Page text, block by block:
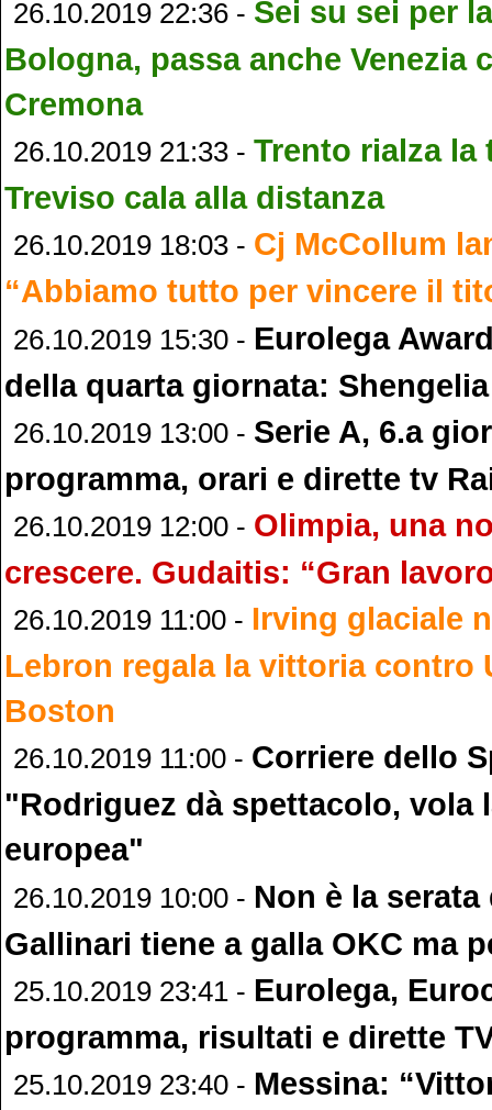
26.10.2019 22:36 - Sei su sei per
Bologna, passa anche Venezia
Cremona
26.10.2019 21:33 - Trento rialza la
Treviso cala alla distanza
26.10.2019 18:03 - Cj McCollum
“Abbiamo tutto per vincere il
26.10.2019 15:30 - Eurolega
della quarta giornata: Shengelia
26.10.2019 13:00 - Serie A, 6.a
programma, orari e dirette tv
26.10.2019 12:00 - Olimpia, una
crescere. Gudaitis: “Gran
26.10.2019 11:00 - Irving glaciale
Lebron regala la vittoria contro
Boston
26.10.2019 11:00 - Corriere dello
"Rodriguez dà spettacolo, vola
europea"
26.10.2019 10:00 - Non è la serata
Gallinari tiene a galla OKC ma
25.10.2019 23:41 - Eurolega,
programma, risultati e dirette
25.10.2019 23:40 - Messina: